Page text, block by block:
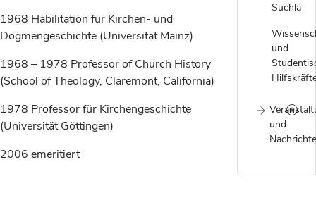
Suchla
und
und
1968 Habilitation für Kirchen- und
Dogmengeschichte (Universität Mainz)
1968 – 1978 Professor of Church History
(School of Theology, Claremont, California)
1978 Professor für Kirchengeschichte
(Universität Göttingen)
2006 emeritiert